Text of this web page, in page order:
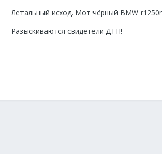
Летальный исход. Мот чёрный BMW
Разыскиваются свидетели ДТП!